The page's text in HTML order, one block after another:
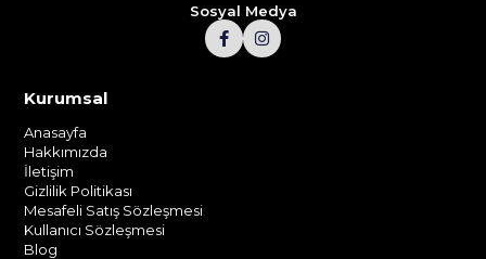
Sosyal Medya
Kurumsal
Anasayfa
Hakkımızda
İletişim
Gizlilik Politikası
Mesafeli Satış Sözleşmesi
Kullanıcı Sözleşmesi
Blog